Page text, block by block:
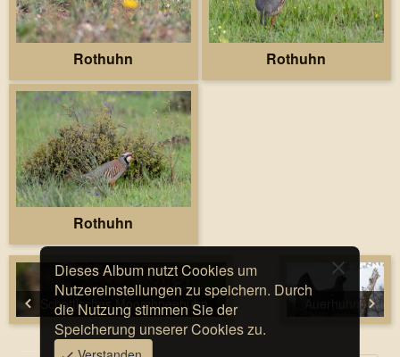
Rothuhn Rothuhn
Rothuhn
Schottisches Moorchneehuhn Auerhuhn
Dieses Album nutzt Cookies um
Nutzereinstellungen zu speichern. Durch
die Nutzung stimmen Sie der
Speicherung unserer Cookies zu.